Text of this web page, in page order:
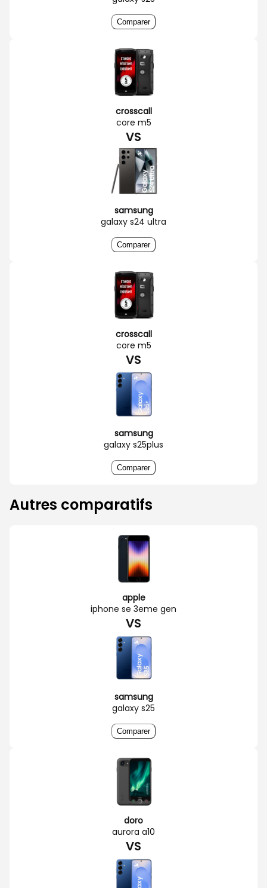
Comparer
crosscall
core m5
VS
samsung
galaxy s24 ultra
Comparer
crosscall
core m5
VS
samsung
galaxy s25plus
Comparer
Autres comparatifs
apple
iphone se 3eme gen
VS
samsung
galaxy s25
Comparer
doro
aurora a10
VS